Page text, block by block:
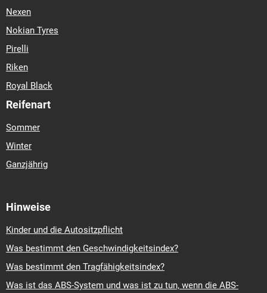
Nexen
Nokian Tyres
Pirelli
Riken
Royal Black
Reifenart
Sommer
Winter
Ganzjährig
Hinweise
Kinder und die Autositzpflicht
Was bestimmt den Geschwindigkeitsindex?
Was bestimmt den Tragfähigkeitsindex?
Was ist das ABS-System und was ist zu tun, wenn die ABS-